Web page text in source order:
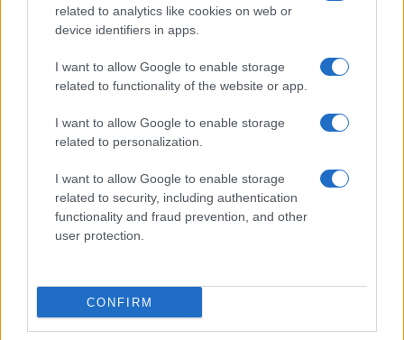
related to analytics like cookies on web or
device identifiers in apps.
I want to allow Google to enable storage
related to functionality of the website or app.
I want to allow Google to enable storage
related to personalization.
I want to allow Google to enable storage
related to security, including authentication
functionality and fraud prevention, and other
user protection.
CONFIRM
Αλλάζει η τιμή για τις πλαστικές
σακούλες
26/11/2018 - 09:05
10,7 εκατομμύρια ευρώ από τις
επιστραφούν στους πολίτες
16/09/2018 - 11:15
κατανάλωση της λεπτής
18/06/2018 - 18:01